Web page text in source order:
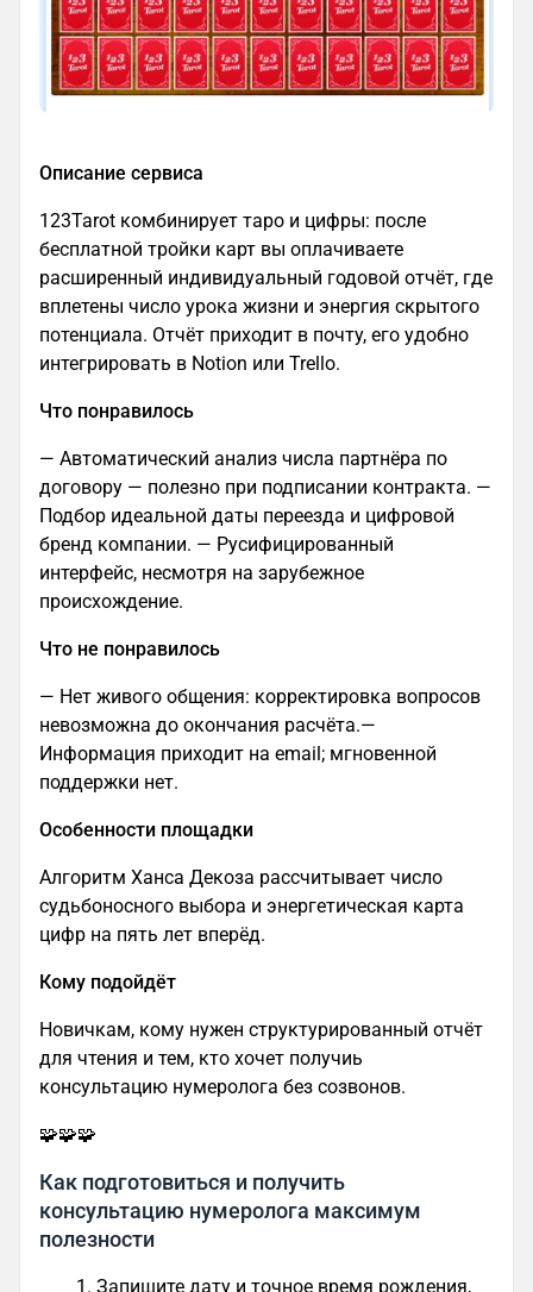
Описание сервиса
123Tarot комбинирует таро и цифры: после
бесплатной тройки карт вы оплачиваете
расширенный индивидуальный годовой отчёт, где
вплетены число урока жизни и энергия скрытого
потенциала. Отчёт приходит в почту, его удобно
интегрировать в Notion или Trello.
Что понравилось
— Автоматический анализ числа партнёра по
договору — полезно при подписании контракта. —
Подбор идеальной даты переезда и цифровой
бренд компании. — Русифицированный
интерфейс, несмотря на зарубежное
происхождение.
Что не понравилось
— Нет живого общения: корректировка вопросов
невозможна до окончания расчёта.—
Информация приходит на email; мгновенной
поддержки нет.
Особенности площадки
Алгоритм Ханса Декоза рассчитывает число
судьбоносного выбора и энергетическая карта
цифр на пять лет вперёд.
Кому подойдёт
Новичкам, кому нужен структурированный отчёт
для чтения и тем, кто хочет получиь
консультацию нумеролога без созвонов.
🧩🧩🧩
Как подготовиться и получить
консультацию нумеролога максимум
полезности
Запишите дату и точное время рождения,